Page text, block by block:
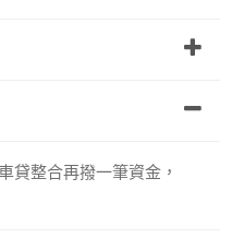
貸整合再撥一筆資金，